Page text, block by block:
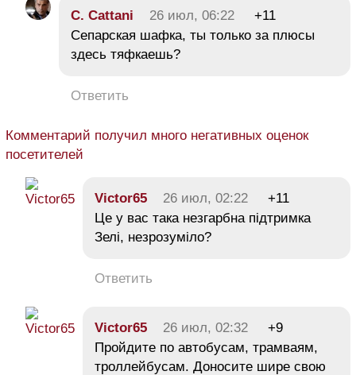
C. Cattani 26 июл, 06:22
+11
Сепарская шафка, ты только за плюсы
здесь тяфкаешь?
Ответить
Комментарий получил много негативных оценок
посетителей
Victor65 26 июл, 02:22
+11
Це у вас така незгарбна підтримка
Зелі, незрозуміло?
Ответить
Victor65 26 июл, 02:32
+9
Пройдите по автобусам, трамваям,
троллейбусам. Доносите шире свою